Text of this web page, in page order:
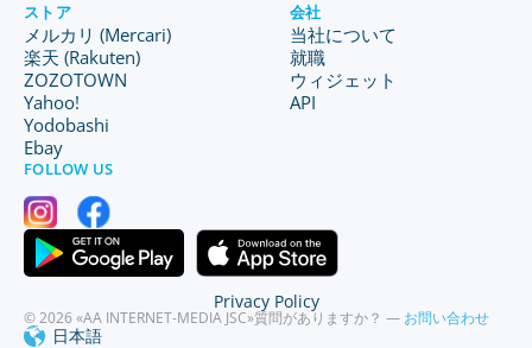
ストア
メルカリ (Mercari)
楽天 (Rakuten)
ZOZOTOWN
Yahoo!
Yodobashi
Ebay
会社
当社について
就職
ウィジェット
API
FOLLOW US
© 2026 «AA INTERNET-MEDIA JSC»質問がありますか？ — お問い合わせ
日本語
Privacy Policy